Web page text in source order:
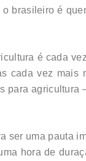
brasileiro é
é cada
cada vez
uma pauta
hora de